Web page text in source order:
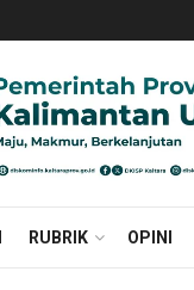
RUBRIK OPINI